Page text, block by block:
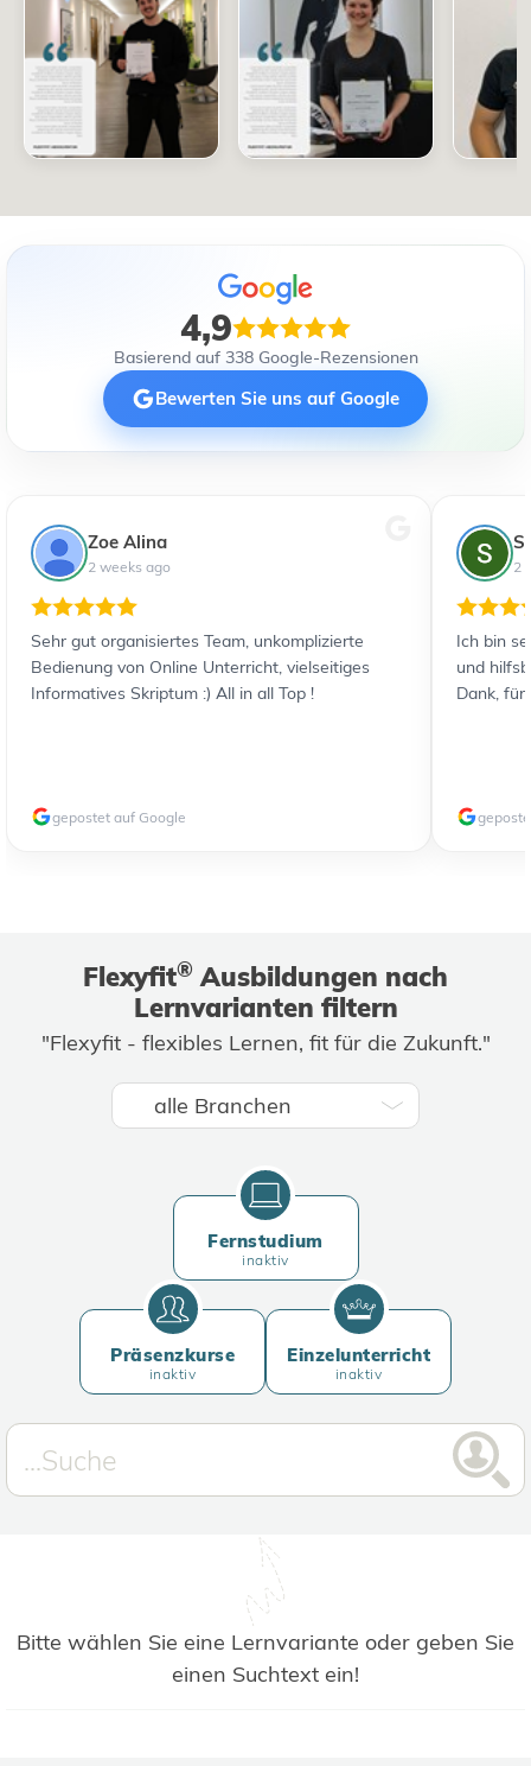
4,9
Basierend auf 338 Google-Rezensionen
Bewerten Sie uns auf Google
Zoe Alina
2 weeks ago
Sehr gut organisiertes Team, unkomplizierte
Bedienung von Online Unterricht, vielseitiges
Informatives Skriptum :) All in all Top !
gepostet auf Google
2
Ich bin
und
Dank, für
Flexyfit® Ausbildungen nach
Lernvarianten filtern
"Flexyfit - flexibles Lernen, fit für die Zukunft."
Fernstudium
inaktiv
Präsenzkurse
inaktiv
Einzelunterricht
inaktiv
Bitte wählen Sie eine Lernvariante oder geben Sie
einen Suchtext ein!